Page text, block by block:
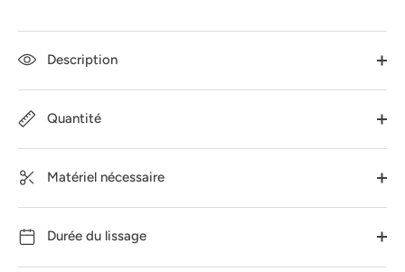
Description
Quantité
Matériel nécessaire
Durée du lissage